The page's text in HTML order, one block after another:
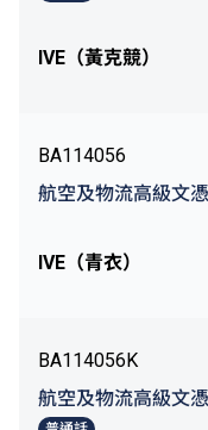
IVE（黃克競）
BA114056
航空及物流高級文憑
IVE（青衣）
BA114056K
航空及物流高級文